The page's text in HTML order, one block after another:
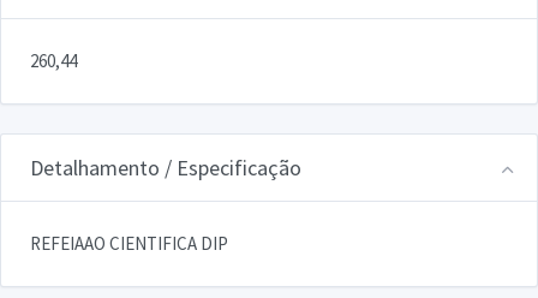
260,44
Detalhamento / Especificação
REFEIAAO CIENTIFICA DIP